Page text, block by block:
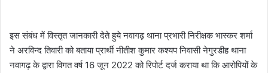
इस संबंध में विस्तृत जानकारी देते हुये नवागढ़ थाना प्रभारी निरीक्षक भास्कर शर्मा
ने अरविन्द तिवारी को बताया प्रार्थी नीतीश कुमार कश्यप निवासी नेगुरडीह थाना
नवागढ़ के द्वारा विगत वर्ष 16 जून 2022 को रिपोर्ट दर्ज कराया था कि आरोपियों के